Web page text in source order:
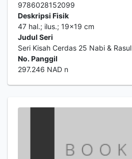
9786028152099
Deskripsi Fisik
47 hal.; ilus.; 19x19 cm
Judul Seri
Seri Kisah Cerdas 25 Nabi & Rasul
No. Panggil
297.246 NAD n